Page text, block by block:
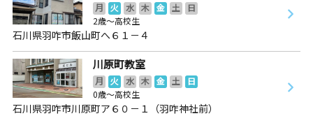
月 火 水 木 金 土
日
2歳～高校生
石川県羽咋市飯山町へ６１－４
川原町教室
月 火 水 木 金 土
日
0歳～高校生
石川県羽咋市川原町ア６０－１（羽咋神社前）